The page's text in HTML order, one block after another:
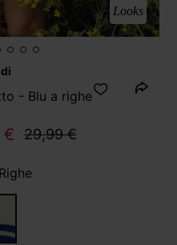
Looks
- Blu a righe
€ 29,99 €